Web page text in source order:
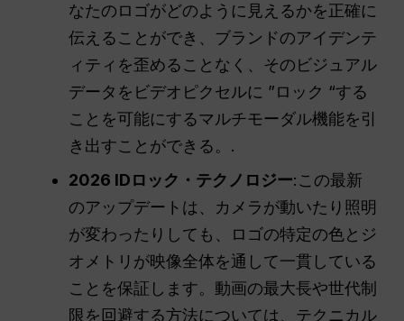
なたのロゴがどのように見えるかを正確に
伝えることができ、ブランドのアイデンテ
ィティを歪めることなく、そのビジュアル
データをビデオピクセルに ”ロック “する
ことを可能にするマルチモーダル機能を引
き出すことができる。.
2026 IDロック・テクノロジー:この最新
のアップデートは、カメラが動いたり照明
が変わったりしても、ロゴの特定の色とジ
オメトリが映像全体を通して一貫している
ことを保証します。動画の最大長や世代制
限を回避する方法については、テクニカル